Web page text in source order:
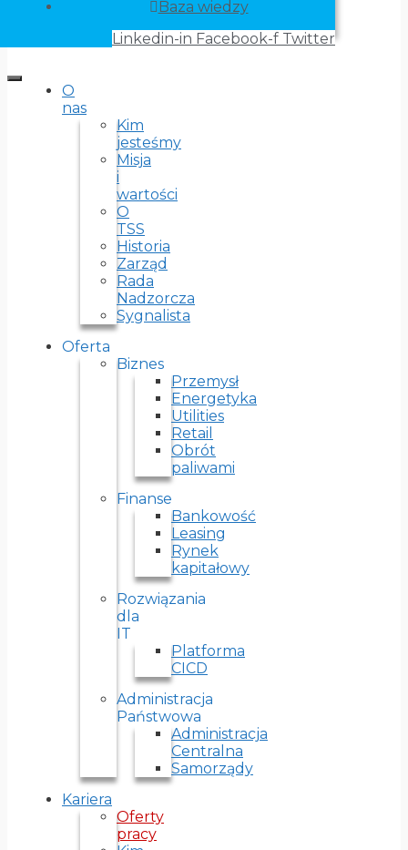
Baza wiedzy
Linkedin-in Facebook-f Twitter
O
nas
Kim
jesteśmy
Misja
i
wartości
O
TSS
Historia
Zarząd
Rada
Nadzorcza
Sygnalista
Oferta
Biznes
Przemysł
Energetyka
Utilities
Retail
Obrót
paliwami
Finanse
Bankowość
Leasing
Rynek
kapitałowy
Rozwiązania
dla
IT
Platforma
CICD
Administracja
Państwowa
Administracja
Centralna
Samorządy
Kariera
Oferty
pracy